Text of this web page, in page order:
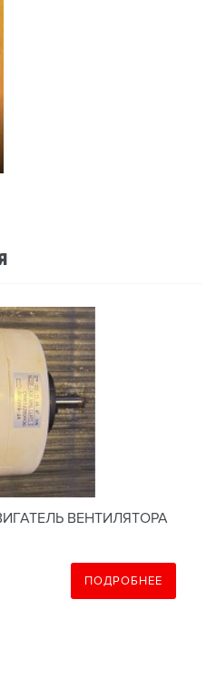
ВЕНТИЛЯТОРА
ПОДРОБНЕЕ